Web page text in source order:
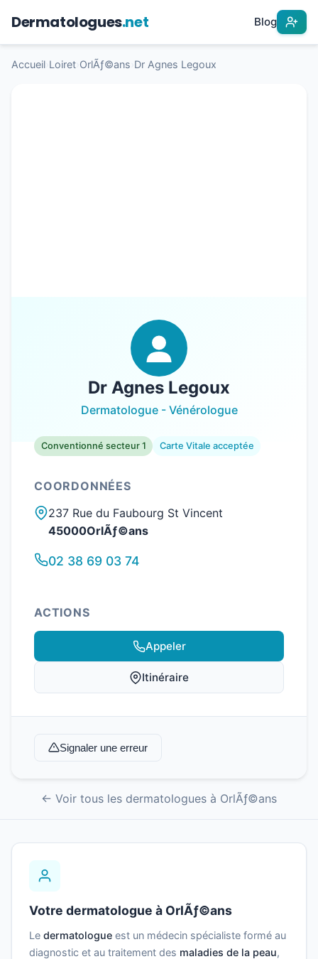
Dermatologues.net Blog
Accueil Loiret OrlÃƒ©ans Dr Agnes Legoux
Dr Agnes Legoux
Dermatologue - Vénérologue
Conventionné secteur 1 Carte Vitale acceptée
COORDONNÉES
237 Rue du Faubourg St Vincent
45000OrlÃƒ©ans
02 38 69 03 74
ACTIONS
Appeler
Itinéraire
Signaler une erreur
← Voir tous les dermatologues à OrlÃƒ©ans
Votre dermatologue à OrlÃƒ©ans
Le dermatologue est un médecin spécialiste formé au
diagnostic et au traitement des maladies de la peau,